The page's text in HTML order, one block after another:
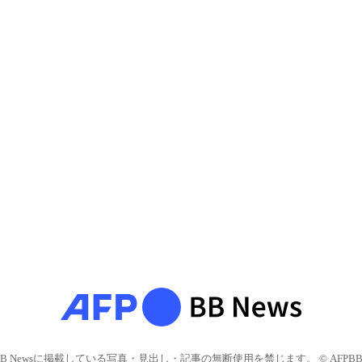
Newsに掲載している写真・見出し・記事の無断使用を禁じます。 © AFPBB